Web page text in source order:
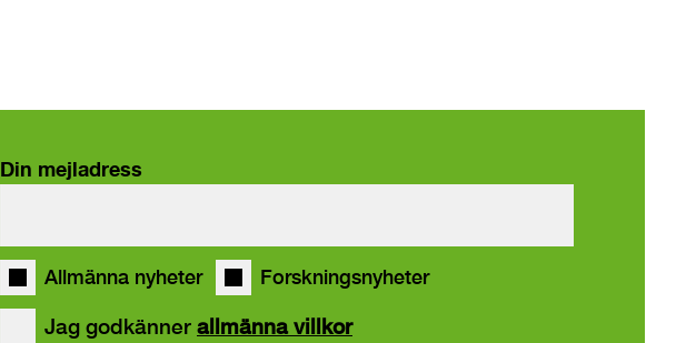
Din mejladress
Allmänna nyheter Forskningsnyheter
Jag godkänner allmänna villkor